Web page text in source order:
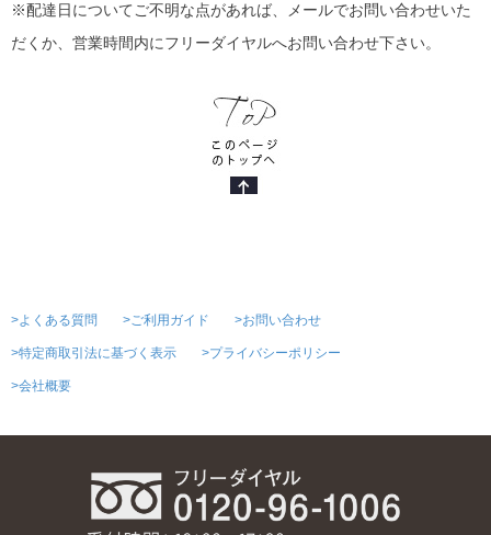
※配達日についてご不明な点があれば、メールでお問い合わせいた
だくか、営業時間内にフリーダイヤルへお問い合わせ下さい。
>よくある質問 >ご利用ガイド >お問い合わせ
>特定商取引法に基づく表示 >プライバシーポリシー
>会社概要